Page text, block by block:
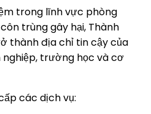
trong lĩnh vực phòng
trùng gây hại, Thành
thành địa chỉ tin cậy của
nghiệp, trường học và cơ
các dịch vụ: